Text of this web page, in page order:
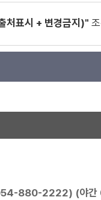
처표시 + 변경금지)"
880-2222) (야간